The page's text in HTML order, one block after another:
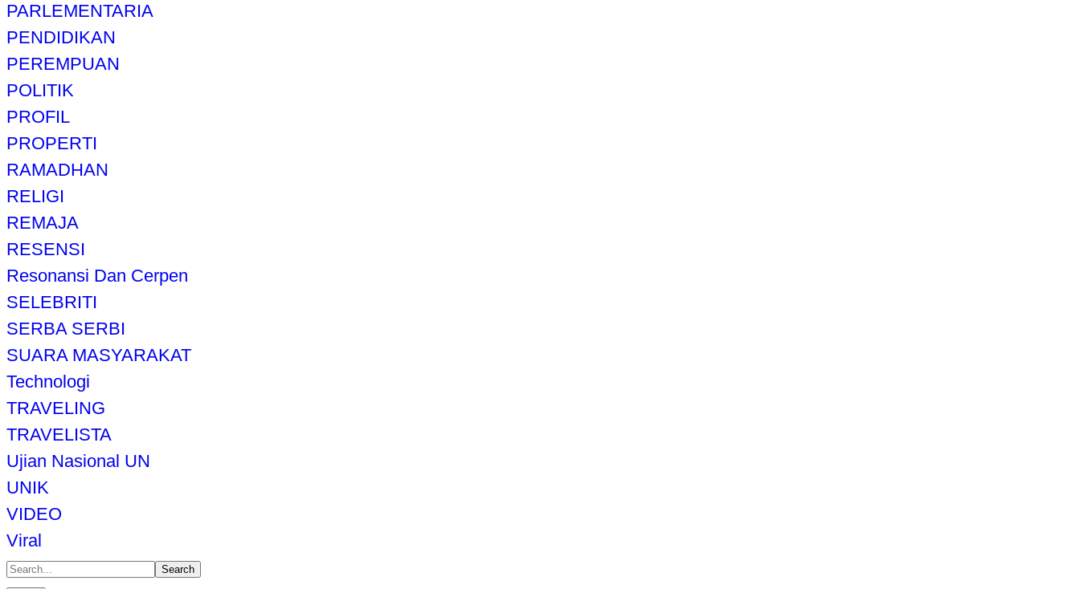
PARLEMENTARIA
PENDIDIKAN
PEREMPUAN
POLITIK
PROFIL
PROPERTI
RAMADHAN
RELIGI
REMAJA
RESENSI
Resonansi Dan Cerpen
SELEBRITI
SERBA SERBI
SUARA MASYARAKAT
Technologi
TRAVELING
TRAVELISTA
Ujian Nasional UN
UNIK
VIDEO
Viral
Search